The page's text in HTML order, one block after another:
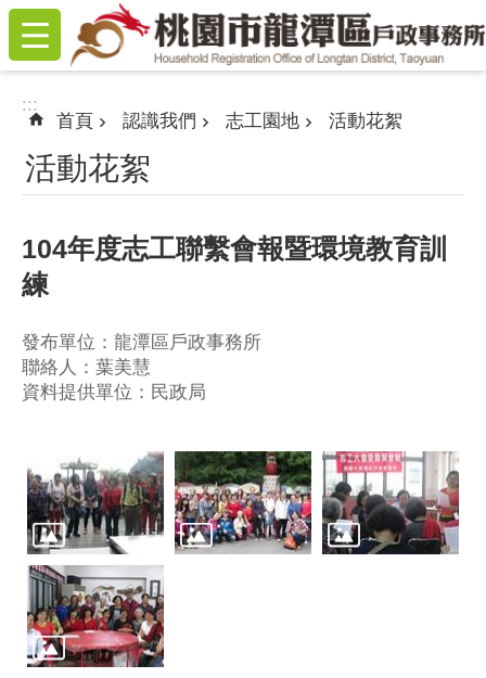
跳到主要內容區塊
:::
:::
首頁 認識我們 志工園地 活動花絮
活動花絮
104年度志工聯繫會報暨環境教育訓
練
發布單位：龍潭區戶政事務所
聯絡人：葉美慧
資料提供單位：民政局